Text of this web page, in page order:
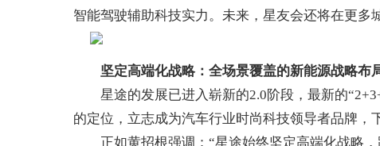
智能驾驶辅助科技实力。未来，星友会还将在更多
坚定高端化战略 ：全场景覆盖的新能源战略布
星途的发展已进入崭新的2.0阶段，最新的
的定位，立志成为汽车行业时尚科技领导者品牌，
正如黄招根强调：“星途始终坚定高端化战略，